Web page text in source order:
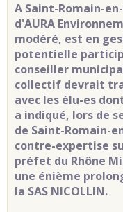
A Saint-Romain-
d'AURA
modéré, est en
potentielle
conseiller
collectif devrait
avec les élu-es
a indiqué, lors de
de Saint-Romain-
contre-expertise
préfet du Rhône
une énième
la SAS NICOLLIN.